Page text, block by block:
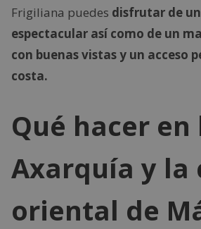
Frigiliana puedes disfrutar de
espectacular así como de un
con buenas vistas y un acceso
costa.
Qué hacer en
Axarquía y la
oriental de